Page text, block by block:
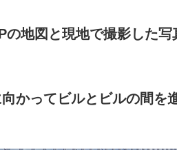
の地図と現地で撮影した写
かってビルとビルの間を